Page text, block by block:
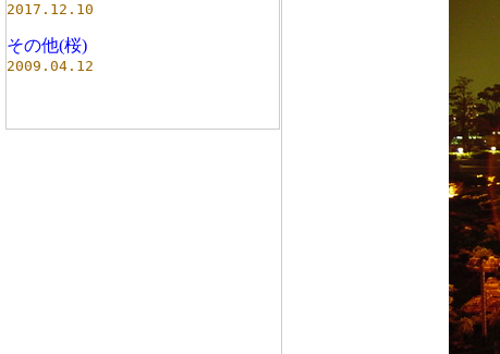
2017.12.10
その他(桜)
2009.04.12